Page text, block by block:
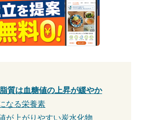
質は血糖値の上昇が緩やか
なる栄養素
が上がりやすい炭水化物